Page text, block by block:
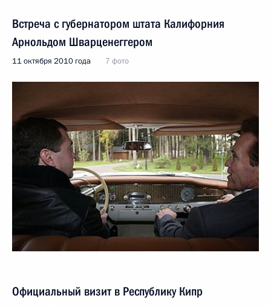
Встреча с губернатором штата Калифорния
Арнольдом Шварценеггером
11 октября 2010 года 7 фото
Официальный визит в Республику Кипр